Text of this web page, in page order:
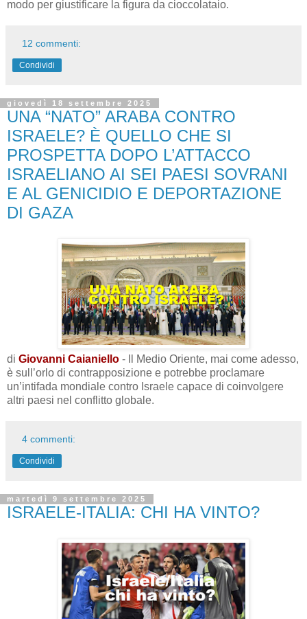
modo per giustificare la figura da cioccolataio.
12 commenti:
Condividi
giovedì 18 settembre 2025
UNA “NATO” ARABA CONTRO
ISRAELE? È QUELLO CHE SI
PROSPETTA DOPO L’ATTACCO
ISRAELIANO AI SEI PAESI SOVRANI
E AL GENICIDIO E DEPORTAZIONE
DI GAZA
di Giovanni Caianiello - Il Medio Oriente, mai come adesso,
è sull’orlo di contrapposizione e potrebbe proclamare
un’intifada mondiale contro Israele capace di coinvolgere
altri paesi nel conflitto globale.
4 commenti:
Condividi
martedì 9 settembre 2025
ISRAELE-ITALIA: CHI HA VINTO?